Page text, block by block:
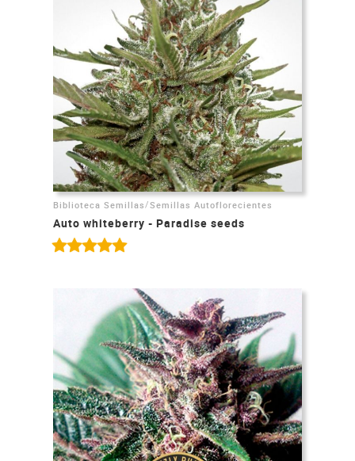
Biblioteca Semillas/Semillas Autoflorecientes
Auto whiteberry - Paradise seeds